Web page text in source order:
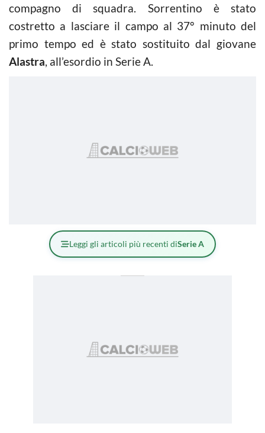
compagno di squadra. Sorrentino è stato
costretto a lasciare il campo al 37° minuto del
primo tempo ed è stato sostituito dal giovane
Alastra, all’esordio in Serie A.
Leggi gli articoli più recenti diSerie A